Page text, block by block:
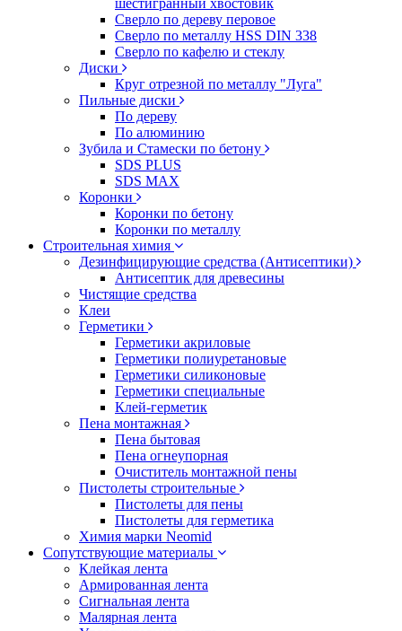
шестигранный хвостовик
Сверло по дереву перовое
Сверло по металлу HSS DIN 338
Сверло по кафелю и стеклу
Диски
Круг отрезной по металлу "Луга"
Пильные диски
По дереву
По алюминию
Зубила и Стамески по бетону
SDS PLUS
SDS MAX
Коронки
Коронки по бетону
Коронки по металлу
Строительная химия
Дезинфицирующие средства (Антисептики)
Антисептик для древесины
Чистящие средства
Клеи
Герметики
Герметики акриловые
Герметики полиуретановые
Герметики силиконовые
Герметики специальные
Клей-герметик
Пена монтажная
Пена бытовая
Пена огнеупорная
Очиститель монтажной пены
Пистолеты строительные
Пистолеты для пены
Пистолеты для герметика
Химия марки Neomid
Сопутствующие материалы
Клейкая лента
Армированная лента
Сигнальная лента
Малярная лента